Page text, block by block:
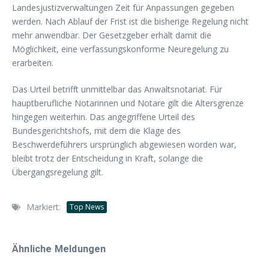
Landesjustizverwaltungen Zeit für Anpassungen gegeben
werden. Nach Ablauf der Frist ist die bisherige Regelung nicht
mehr anwendbar. Der Gesetzgeber erhält damit die
Möglichkeit, eine verfassungskonforme Neuregelung zu
erarbeiten.
Das Urteil betrifft unmittelbar das Anwaltsnotariat. Für
hauptberufliche Notarinnen und Notare gilt die Altersgrenze
hingegen weiterhin. Das angegriffene Urteil des
Bundesgerichtshofs, mit dem die Klage des
Beschwerdeführers ursprünglich abgewiesen worden war,
bleibt trotz der Entscheidung in Kraft, solange die
Übergangsregelung gilt.
Markiert: Top News
Ähnliche Meldungen